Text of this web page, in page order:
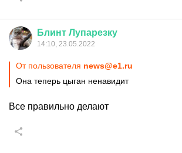
Блинт Лупарезку
14:10, 23.05.2022
От пользователя news@e1.ru
Она теперь цыган ненавидит
Все правильно делают